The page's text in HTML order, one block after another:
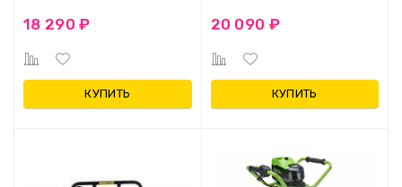
18 290 ₽
КУПИТЬ
20 090 ₽
КУПИТЬ